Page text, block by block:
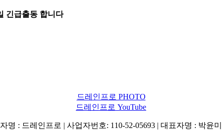
긴급출동 합니다
드레인프로 PHOTO
드레인프로 YouTube
명 : 드레인프로 | 사업자번호: 110-52-05693 | 대표자명 : 박윤